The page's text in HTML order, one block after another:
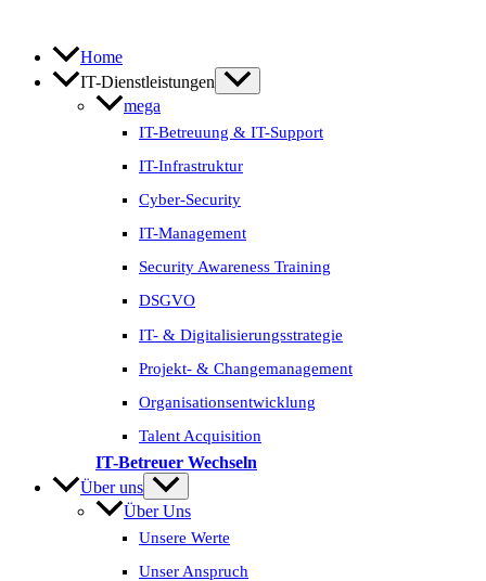
springen
Home
IT-Dienstleistungen
mega
IT-Betreuung & IT-Support
IT-Infrastruktur
Cyber-Security
IT-Management
Security Awareness Training
DSGVO
IT- & Digitalisierungs­strategie
Projekt- & Change­management
Organisations­entwicklung
Talent Acquisition
IT-Betreuer Wechseln
Über uns
Über Uns
Unsere Werte
Unser Anspruch